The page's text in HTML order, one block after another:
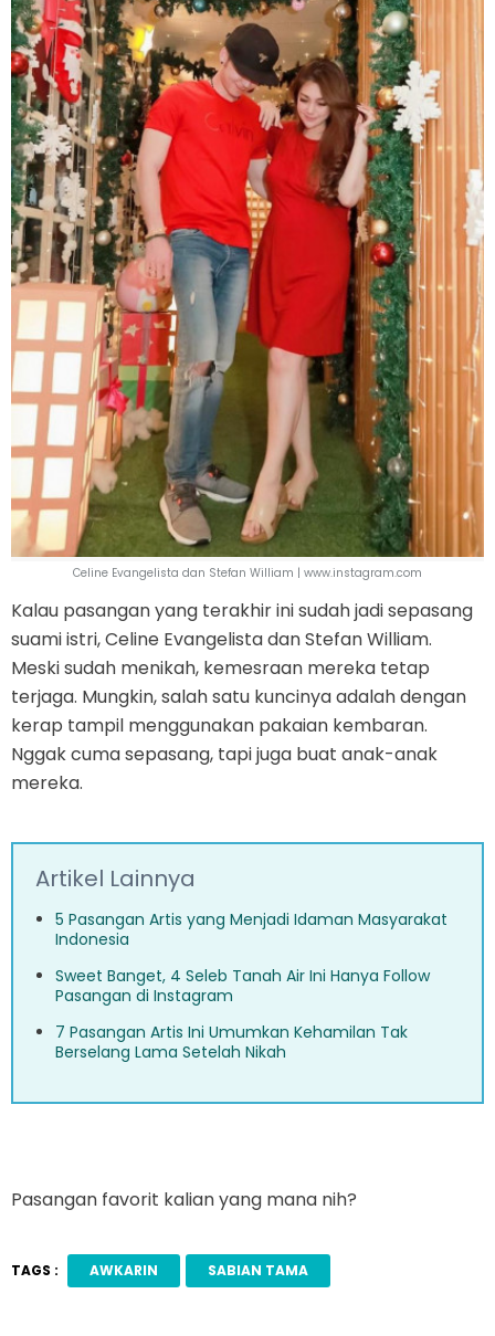
Celine Evangelista dan Stefan William | www.instagram.com
Kalau pasangan yang terakhir ini sudah jadi sepasang
suami istri, Celine Evangelista dan Stefan William.
Meski sudah menikah, kemesraan mereka tetap
terjaga. Mungkin, salah satu kuncinya adalah dengan
kerap tampil menggunakan pakaian kembaran.
Nggak cuma sepasang, tapi juga buat anak-anak
mereka.
Artikel Lainnya
5 Pasangan Artis yang Menjadi Idaman Masyarakat
Indonesia
Sweet Banget, 4 Seleb Tanah Air Ini Hanya Follow
Pasangan di Instagram
7 Pasangan Artis Ini Umumkan Kehamilan Tak
Berselang Lama Setelah Nikah
Pasangan favorit kalian yang mana nih?
TAGS : AWKARIN SABIAN TAMA